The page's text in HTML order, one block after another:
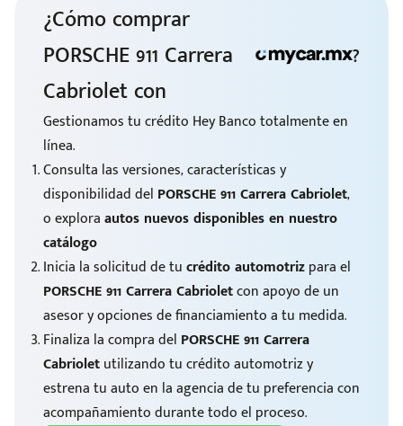
¿Cómo comprar
PORSCHE 911 Carrera
Cabriolet con
?
Gestionamos tu crédito Hey Banco totalmente en
línea.
Consulta las versiones, características y
disponibilidad del PORSCHE 911 Carrera Cabriolet,
o exploraautos nuevos disponibles en nuestro
catálogo
Inicia la solicitud de tucrédito automotrizpara el
PORSCHE 911 Carrera Cabrioletcon apoyo de un
asesor y opciones de financiamiento a tu medida.
Finaliza la compra del PORSCHE 911 Carrera
Cabrioletutilizando tu crédito automotriz y
estrena tu auto en la agencia de tu preferencia con
acompañamiento durante todo el proceso.